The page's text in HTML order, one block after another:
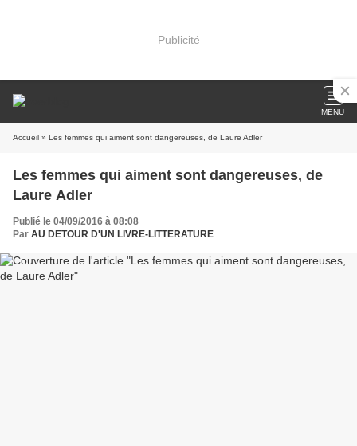
Publicité
MENU
Accueil » Les femmes qui aiment sont dangereuses, de Laure Adler
Les femmes qui aiment sont dangereuses, de
Laure Adler
Publié le 04/09/2016 à 08:08
Par AU DETOUR D'UN LIVRE-LITTERATURE